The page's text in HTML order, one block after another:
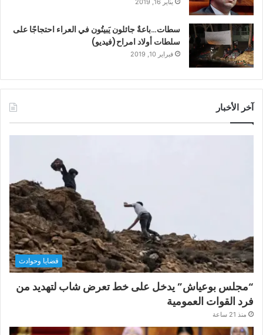
يناير 16, 2019
سطات…باعةٌ جائلون يَبيتُون في العراء احتجاجًا على
سلطات أولاد امراح(فيديو)
فبراير 10, 2019
آخر الأخبار
قضايا وحوادث
“مجلس بوعياش” يدخل على خط تعرض شاب لتهديد من
فرد القوات العمومية
منذ 21 ساعة